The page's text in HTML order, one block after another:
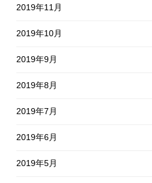
2019年11月
2019年10月
2019年9月
2019年8月
2019年7月
2019年6月
2019年5月